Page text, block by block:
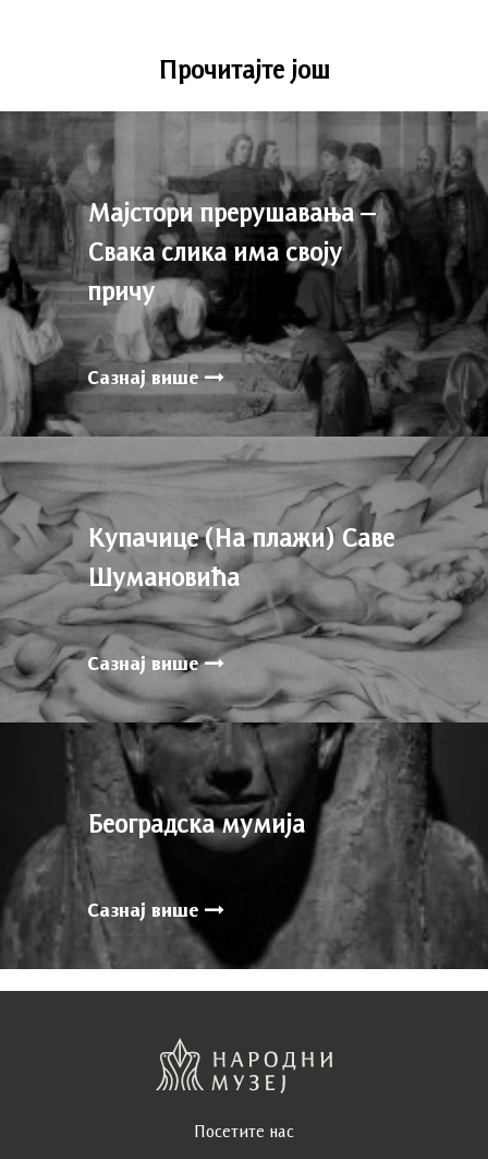
Прочитајте још
Мајстори прерушавања –
Свака слика има своју
причу
Сазнај више
Купачице (На плажи) Саве
Шумановића
Сазнај више
Београдска мумија
Сазнај више
Посетите нас